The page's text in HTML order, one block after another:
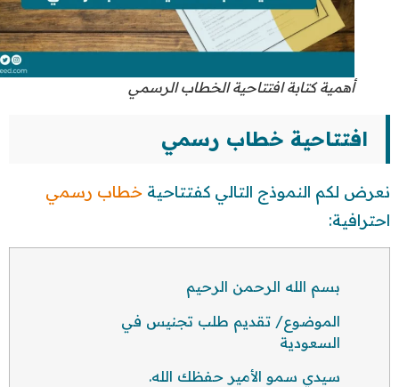
أهمية كتابة افتتاحية الخطاب الرسمي
افتتاحية خطاب رسمي
نعرض لكم النموذج التالي كفتتاحية خطاب رسمي
احترافية:
بسم الله الرحمن الرحيم
الموضوع/ تقديم طلب تجنيس في
السعودية
سيدي سمو الأمير حفظك الله.